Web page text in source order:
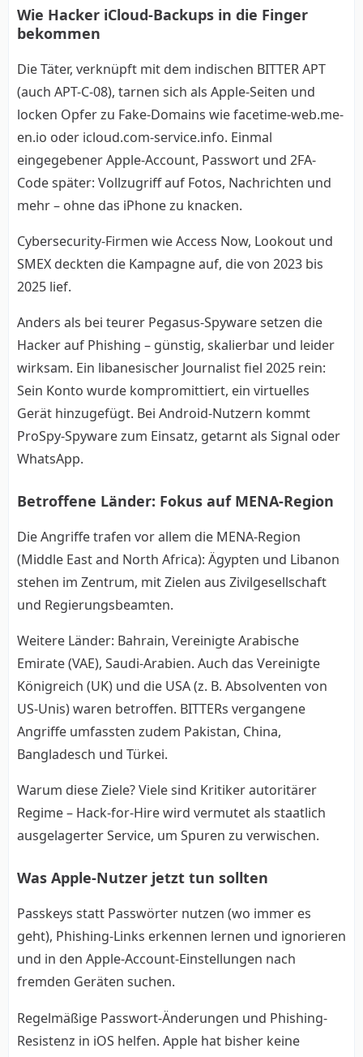
Wie Hacker iCloud-Backups in die Finger
bekommen
Die Täter, verknüpft mit dem indischen BITTER APT
(auch APT-C-08), tarnen sich als Apple-Seiten und
locken Opfer zu Fake-Domains wie facetime-web.me-
en.io oder icloud.com-service.info. Einmal
eingegebener Apple-Account, Passwort und 2FA-
Code später: Vollzugriff auf Fotos, Nachrichten und
mehr – ohne das iPhone zu knacken.
Cybersecurity-Firmen wie Access Now, Lookout und
SMEX deckten die Kampagne auf, die von 2023 bis
2025 lief.
Anders als bei teurer Pegasus-Spyware setzen die
Hacker auf Phishing – günstig, skalierbar und leider
wirksam. Ein libanesischer Journalist fiel 2025 rein:
Sein Konto wurde kompromittiert, ein virtuelles
Gerät hinzugefügt. Bei Android-Nutzern kommt
ProSpy-Spyware zum Einsatz, getarnt als Signal oder
WhatsApp.
Betroffene Länder: Fokus auf MENA-Region
Die Angriffe trafen vor allem die MENA-Region
(Middle East and North Africa): Ägypten und Libanon
stehen im Zentrum, mit Zielen aus Zivilgesellschaft
und Regierungsbeamten.
Weitere Länder: Bahrain, Vereinigte Arabische
Emirate (VAE), Saudi-Arabien. Auch das Vereinigte
Königreich (UK) und die USA (z. B. Absolventen von
US-Unis) waren betroffen. BITTERs vergangene
Angriffe umfassten zudem Pakistan, China,
Bangladesch und Türkei.
Warum diese Ziele? Viele sind Kritiker autoritärer
Regime – Hack-for-Hire wird vermutet als staatlich
ausgelagerter Service, um Spuren zu verwischen.
Was Apple-Nutzer jetzt tun sollten
Passkeys statt Passwörter nutzen (wo immer es
geht), Phishing-Links erkennen lernen und ignorieren
und in den Apple-Account-Einstellungen nach
fremden Geräten suchen.
Regelmäßige Passwort-Änderungen und Phishing-
Resistenz in iOS helfen. Apple hat bisher keine